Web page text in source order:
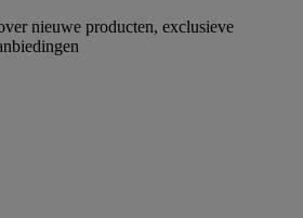
nieuwe producten, exclusieve